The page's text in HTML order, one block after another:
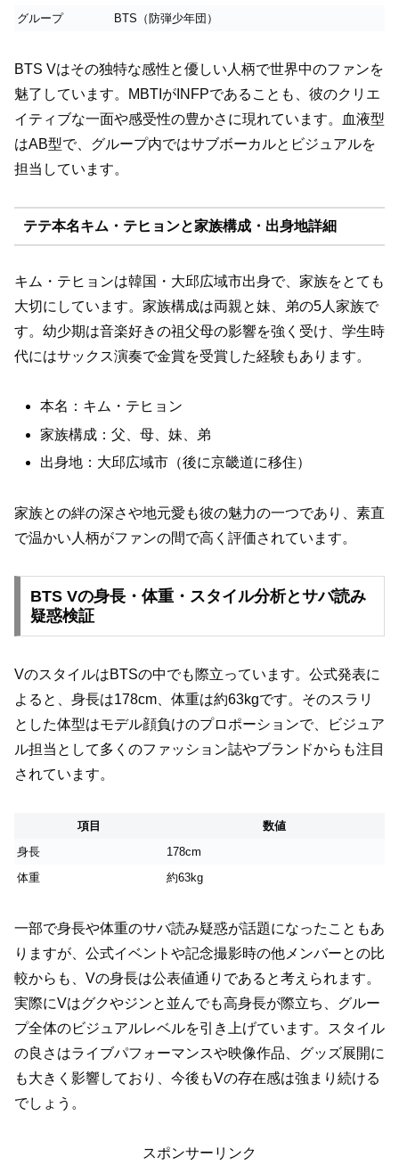
グループ
BTS（防弾少年団）
BTS Vはその独特な感性と優しい人柄で世界中のファンを
魅了しています。MBTIがINFPであることも、彼のクリエ
イティブな一面や感受性の豊かさに現れています。血液型
はAB型で、グループ内ではサブボーカルとビジュアルを
担当しています。
テテ本名キム・テヒョンと家族構成・出身地詳細
キム・テヒョンは韓国・大邱広域市出身で、家族をとても
大切にしています。家族構成は両親と妹、弟の5人家族で
す。幼少期は音楽好きの祖父母の影響を強く受け、学生時
代にはサックス演奏で金賞を受賞した経験もあります。
本名：キム・テヒョン
家族構成：父、母、妹、弟
出身地：大邱広域市（後に京畿道に移住）
家族との絆の深さや地元愛も彼の魅力の一つであり、素直
で温かい人柄がファンの間で高く評価されています。
BTS Vの身長・体重・スタイル分析とサバ読み
疑惑検証
VのスタイルはBTSの中でも際立っています。公式発表に
よると、身長は178cm、体重は約63kgです。そのスラリ
とした体型はモデル顔負けのプロポーションで、ビジュア
ル担当として多くのファッション誌やブランドからも注目
されています。
項目
数値
身長
178cm
体重
約63kg
一部で身長や体重のサバ読み疑惑が話題になったこともあ
りますが、公式イベントや記念撮影時の他メンバーとの比
較からも、Vの身長は公表値通りであると考えられます。
実際にVはグクやジンと並んでも高身長が際立ち、グルー
プ全体のビジュアルレベルを引き上げています。スタイル
の良さはライブパフォーマンスや映像作品、グッズ展開に
も大きく影響しており、今後もVの存在感は強まり続ける
でしょう。
スポンサーリンク